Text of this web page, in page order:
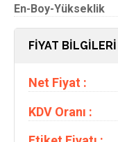
En-Boy-Yükseklik
FİYAT BİLGİLERİ
Net Fiyat :
KDV Oranı :